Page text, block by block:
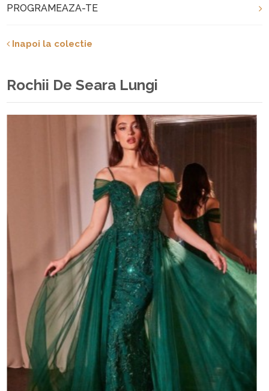
PROGRAMEAZA-TE
Inapoi la colectie
Rochii De Seara Lungi